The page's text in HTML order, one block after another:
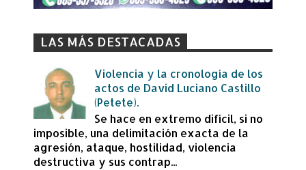
LAS MÁS DESTACADAS
Violencia y la cronología de los
actos de David Luciano Castillo
(Petete).
Se hace en extremo difícil, si no
imposible, una delimitación exacta de la
agresión, ataque, hostilidad, violencia
destructiva y sus contrap...